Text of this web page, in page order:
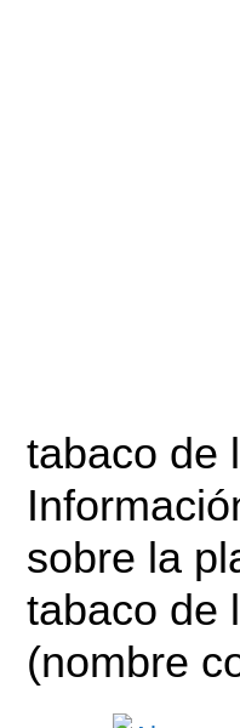
tabaco de
sobre la
tabaco de
(nombre